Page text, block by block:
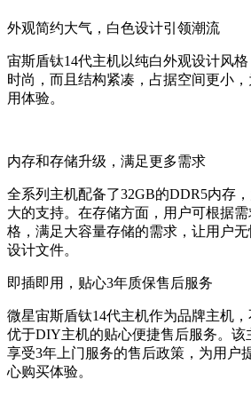
外观简约大气，白色设计引领潮流
宙斯盾钛14代主机以纯白外观设计风
时尚，而且结构紧凑，占据空间更小
用体验。
内存和存储升级，满足更多需求
全系列主机配备了32GB的DDR5内存
大的支持。在存储方面，用户可根据
格，满足大容量存储的需求，让用户
设计文件。
即插即用，贴心3年质保售后服务
微星宙斯盾钛14代主机作为品牌主机
优于DIY主机的贴心便捷售后服务。该
享受3年上门服务的售后政策，为用户
心购买体验。